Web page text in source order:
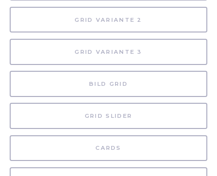
GRID VARIANTE 2
GRID VARIANTE 3
BILD GRID
GRID SLIDER
CARDS